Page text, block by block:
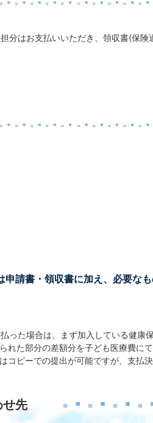
分はお支払いいただき、領収書(保険
請書・領収書に加え、必要な
った場合は、まず加入している健康
た部分の差額分を子ども医療費にて
コピーでの提出が可能ですが、支払
せ先